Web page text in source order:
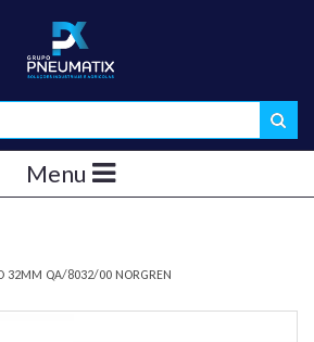
Menu
32MM QA/8032/00 NORGREN